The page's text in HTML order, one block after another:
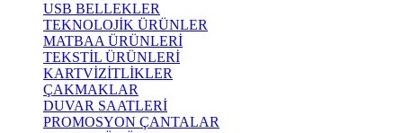
USB BELLEKLER
TEKNOLOJİK ÜRÜNLER
MATBAA ÜRÜNLERİ
TEKSTİL ÜRÜNLERİ
KARTVİZİTLİKLER
ÇAKMAKLAR
DUVAR SAATLERİ
PROMOSYON ÇANTALAR